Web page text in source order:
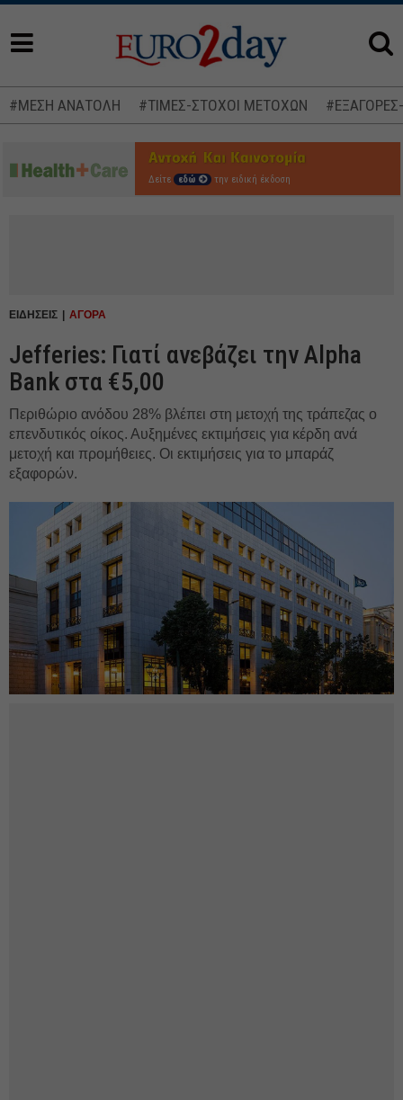
#ΜΕΣΗ ΑΝΑΤΟΛΗ #ΤΙΜΕΣ-ΣΤΟΧΟΙ ΜΕΤΟΧΩΝ
Δείτε εδώ την ειδική έκδοση
ΕΙΔΗΣΕΙΣ ΑΓΟΡΑ
Jefferies: Γιατί ανεβάζει την Alpha
Bank στα €5,00
Περιθώριο ανόδου 28% βλέπει στη μετοχή της τράπεζας ο
επενδυτικός οίκος. Αυξημένες εκτιμήσεις για κέρδη ανά
μετοχή και προμήθειες. Οι εκτιμήσεις για το μπαράζ
εξαφορών.